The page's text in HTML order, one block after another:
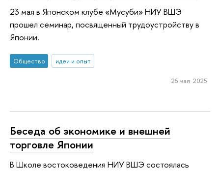
23 мая в Японском клубе «Мусуби» НИУ ВШЭ
прошел семинар, посвященный трудоустройству в
Японии.
Общество идеи и опыт
26 мая 2025
Беседа об экономике и внешней
торговле Японии
В Школе востоковедения НИУ ВШЭ состоялась